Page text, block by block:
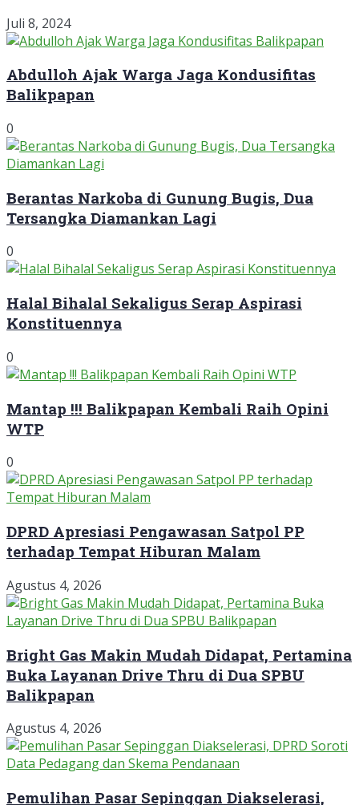
Juli 8, 2024
Abdulloh Ajak Warga Jaga Kondusifitas
Balikpapan
0
Berantas Narkoba di Gunung Bugis, Dua
Tersangka Diamankan Lagi
0
Halal Bihalal Sekaligus Serap Aspirasi
Konstituennya
0
Mantap !!! Balikpapan Kembali Raih Opini
WTP
0
DPRD Apresiasi Pengawasan Satpol PP
terhadap Tempat Hiburan Malam
Agustus 4, 2026
Bright Gas Makin Mudah Didapat, Pertamina
Buka Layanan Drive Thru di Dua SPBU
Balikpapan
Agustus 4, 2026
Pemulihan Pasar Sepinggan Diakselerasi,